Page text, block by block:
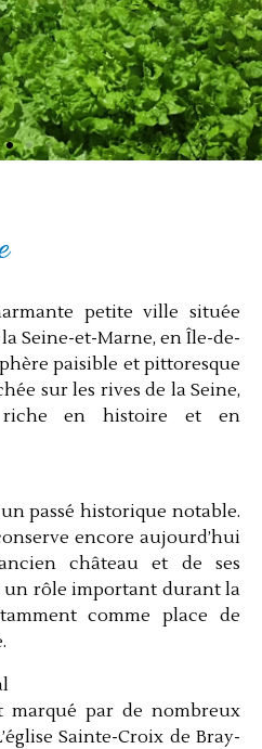
petite ville située
Seine-et-Marne, en Île-de-
paisible et pittoresque
sur les rives de la Seine,
riche en histoire et en
passé historique notable.
encore aujourd’hui
château et de ses
un rôle important durant la
comme place de
par de nombreux
Sainte-Croix de Bray-